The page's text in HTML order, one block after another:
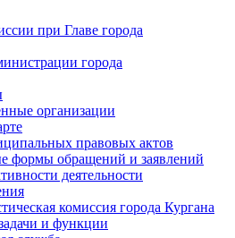
при Главе города
города
организации
правовых актов
формы обращений и заявлений
деятельности
комиссия города Кургана
и функции